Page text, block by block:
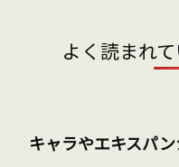
よく読まれ
キャラやエキスパ